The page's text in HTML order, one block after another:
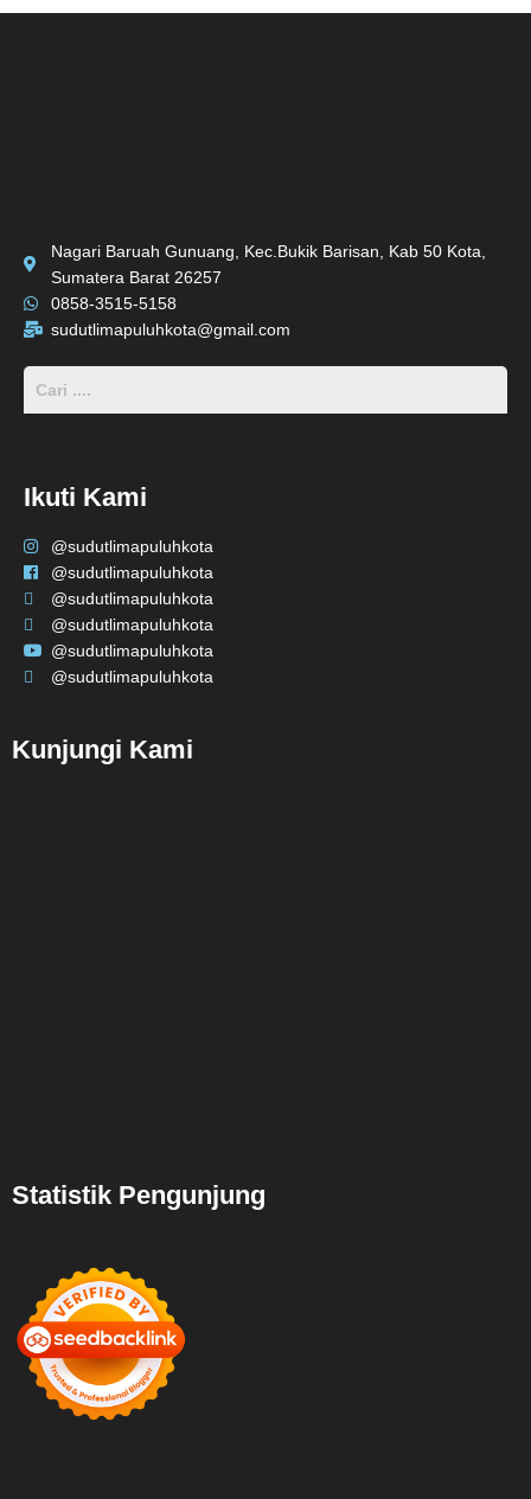
Nagari Baruah Gunuang, Kec.Bukik Barisan, Kab 50 Kota,
Sumatera Barat 26257
0858-3515-5158
sudutlimapuluhkota@gmail.com
Ikuti Kami
@sudutlimapuluhkota
@sudutlimapuluhkota
@sudutlimapuluhkota
@sudutlimapuluhkota
@sudutlimapuluhkota
@sudutlimapuluhkota
Kunjungi Kami
Statistik Pengunjung